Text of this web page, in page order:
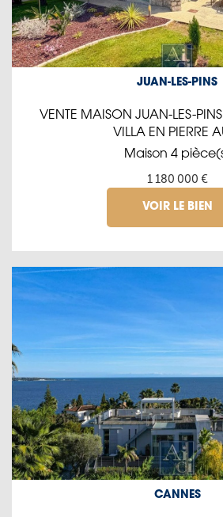
JUAN-LES-PINS
VENTE MAISON JUAN-LES-
VILLA EN PIERRE
Maison 4
1 180 000 €
VOIR LE BIEN
CANNES